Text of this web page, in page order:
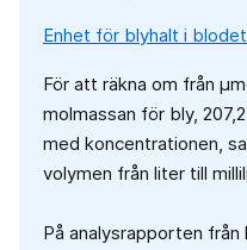
Enhet för blyhalt i
För att räkna om från
molmassan för bly,
med koncentrationen,
volymen från liter till
På analysrapporten